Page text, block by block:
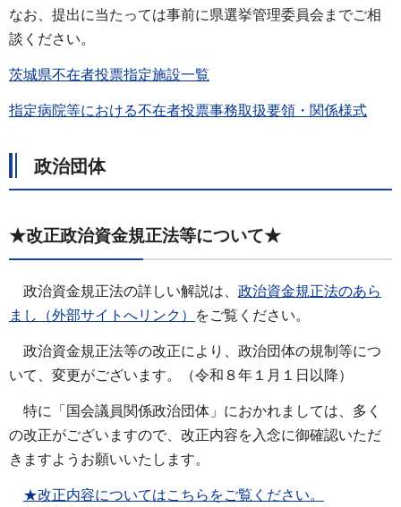
なお、提出に当たっては事前に県選挙管理委員会までご相
談ください。
茨城県不在者投票指定施設一覧
指定病院等における不在者投票事務取扱要領・関係様式
政治団体
★改正政治資金規正法等について★
政治資金規正法の詳しい解説は、 政治資金規正法のあら
まし（外部サイトへリンク）
をご覧ください。
政治資金規正法等の改正により、政治団体の規制等につ
いて、変更がございます。（令和８年１月１日以降）
特に「国会議員関係政治団体」におかれましては、多く
の改正がございますので、改正内容を入念に御確認いただ
きますようお願いいたします。
★改正内容についてはこちらをご覧ください。